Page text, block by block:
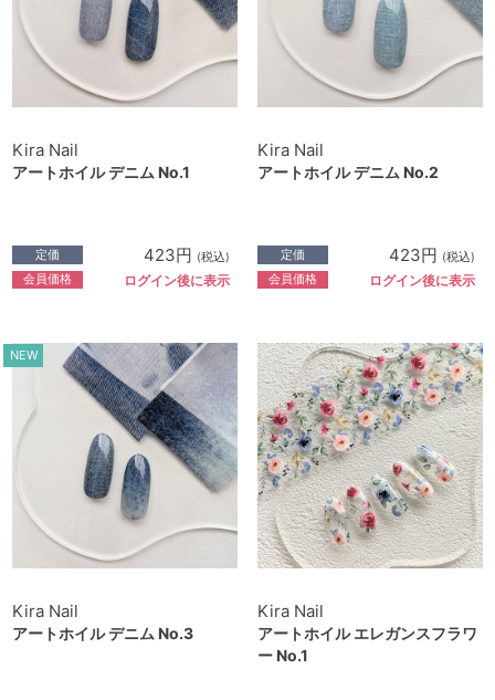
Kira Nail
アートホイル デニム No.1
定価 423円 (税込)
会員価格 ログイン後に表示
Kira Nail
アートホイル デニム No.2
定価 423円 (税込)
会員価格 ログイン後に表示
NEW
Kira Nail
アートホイル デニム No.3
Kira Nail
アートホイル エレガンスフラワ
ー No.1